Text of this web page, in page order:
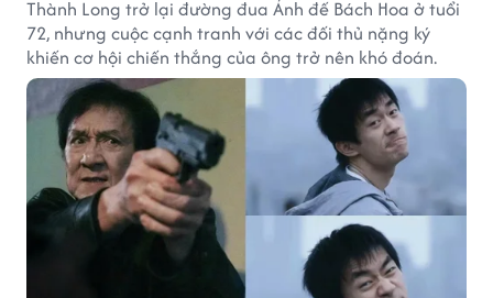
Thành Long trở lại đường đua Ảnh đế Bách Hoa ở tuổi
72, nhưng cuộc cạnh tranh với các đối thủ nặng ký
khiến cơ hội chiến thắng của ông trở nên khó đoán.